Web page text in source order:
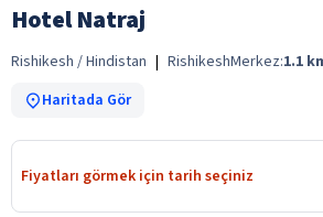
Hotel Natraj
Rishikesh / Hindistan | RishikeshMerkez:1.1
Haritada Gör
Fiyatları görmek için tarih seçiniz